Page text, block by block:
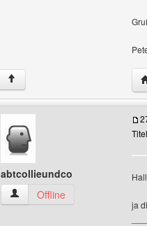
↑
abtcollieundco
abtcollieundco Benutzer-Profile
Offline
ja